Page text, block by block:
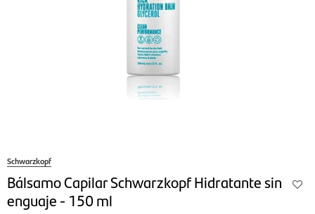
Schwarzkopf
Bálsamo Capilar Schwarzkopf Hidratante sin
enguaje - 150 ml